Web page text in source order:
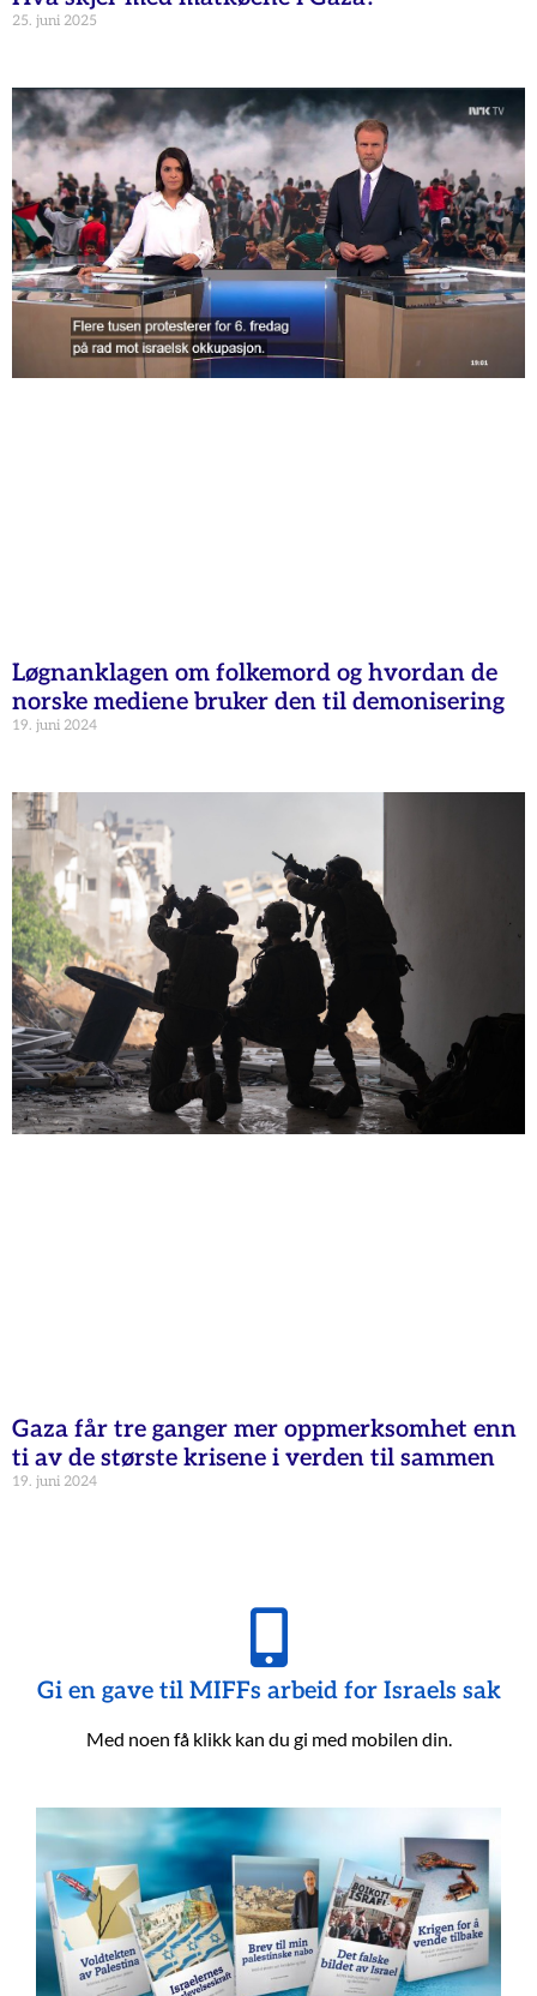
25. juni 2025
Løgnanklagen om folkemord og hvordan de
norske mediene bruker den til demonisering
19. juni 2024
Gaza får tre ganger mer oppmerksomhet enn
ti av de største krisene i verden til sammen
19. juni 2024
Gi en gave til MIFFs arbeid for Israels sak
Med noen få klikk kan du gi med mobilen din.